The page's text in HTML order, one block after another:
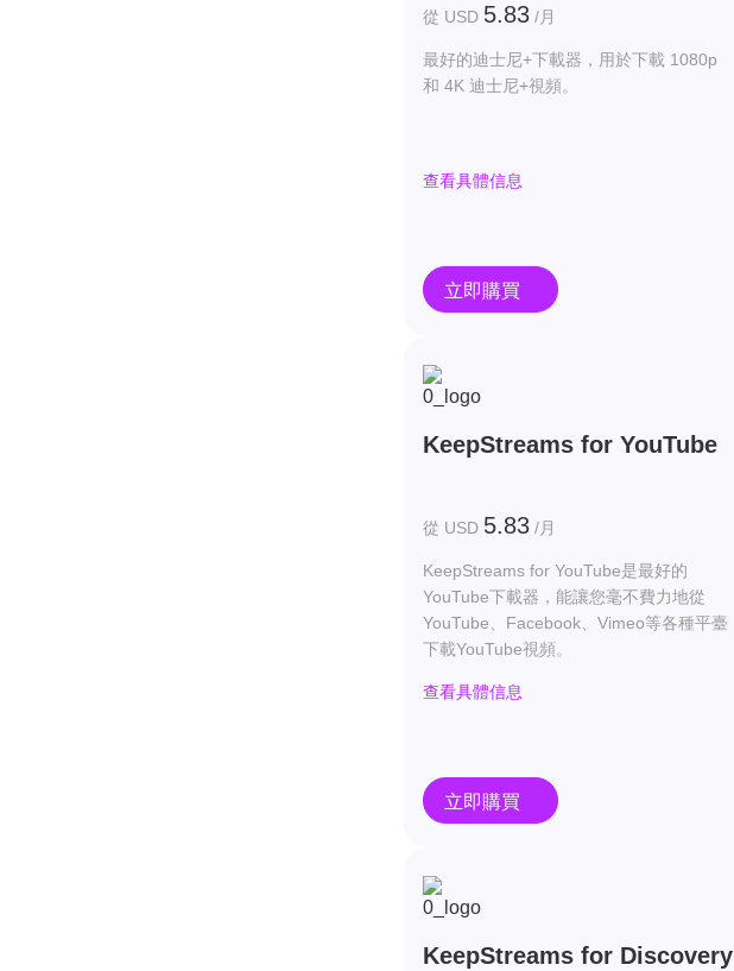
從 USD 5.83 /月
最好的迪士尼+下載器，用於下載 1080p
和 4K 迪士尼+視頻。
查看具體信息
立即購買
KeepStreams for YouTube
從 USD 5.83 /月
KeepStreams for YouTube是最好的
YouTube下載器，能讓您毫不費力地從
YouTube、Facebook、Vimeo等各種平臺
下載YouTube視頻。
查看具體信息
立即購買
KeepStreams for Discovery